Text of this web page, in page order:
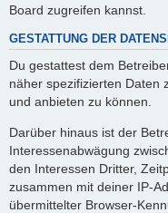
Board zugreifen kannst.
GESTATTUNG DER
Du gestattest dem
näher spezifizierten Daten
und anbieten zu können.
Darüber hinaus ist der
Interessenabwägung
den Interessen Dritter,
zusammen mit deiner IP-
übermittelter Browser-